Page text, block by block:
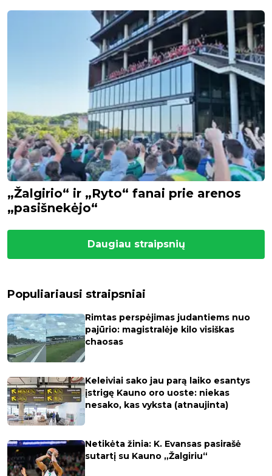
„Žalgirio“ ir „Ryto“ fanai prie arenos
„pasišnekėjo“
Daugiau straipsnių
Populiariausi straipsniai
Rimtas perspėjimas judantiems nuo
pajūrio: magistralėje kilo visiškas
chaosas
Keleiviai sako jau parą laiko esantys
įstrigę Kauno oro uoste: niekas
nesako, kas vyksta (atnaujinta)
Netikėta žinia: K. Evansas pasirašė
sutartį su Kauno „Žalgiriu“